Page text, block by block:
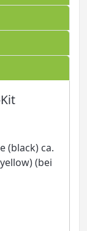
(black) ca.
(bei